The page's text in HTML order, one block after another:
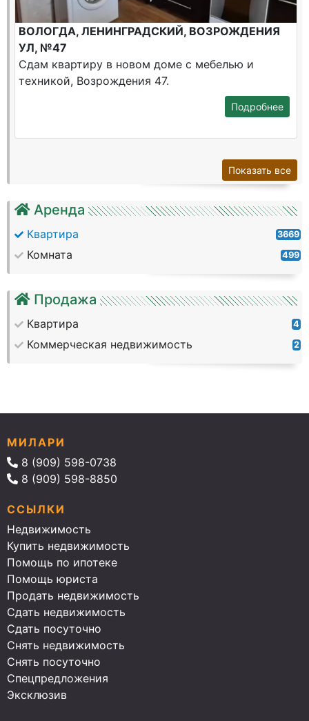
Аренда
Квартира 3669
Комната 499
Продажа
Квартира 4
Коммерческая недвижимость 2
ВОЛОГДА, ЛЕНИНГРАДСКИЙ, ВОЗРОЖДЕНИЯ
УЛ, №47
Сдам квартиру в новом доме с мебелью и
техникой, Возрождения 47.
Подробнее
Показать все
МИЛАРИ
8 (909) 598-0738
8 (909) 598-8850
ССЫЛКИ
Недвижимость
Купить недвижимость
Помощь по ипотеке
Помощь юриста
Продать недвижимость
Сдать недвижимость
Сдать посуточно
Снять недвижимость
Снять посуточно
Спецпредложения
Эксклюзив